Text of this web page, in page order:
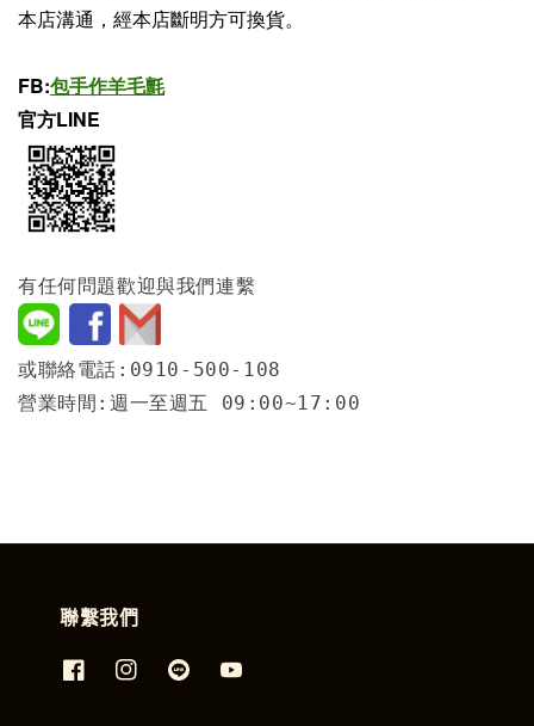
本店溝通，經本店斷明方可換貨。
FB:包手作羊毛氈
官方LINE
有任何問題歡迎與我們連繫
或聯絡電話:0910-500-108
營業時間:週一至週五 09:00~17:00
聯繫我們